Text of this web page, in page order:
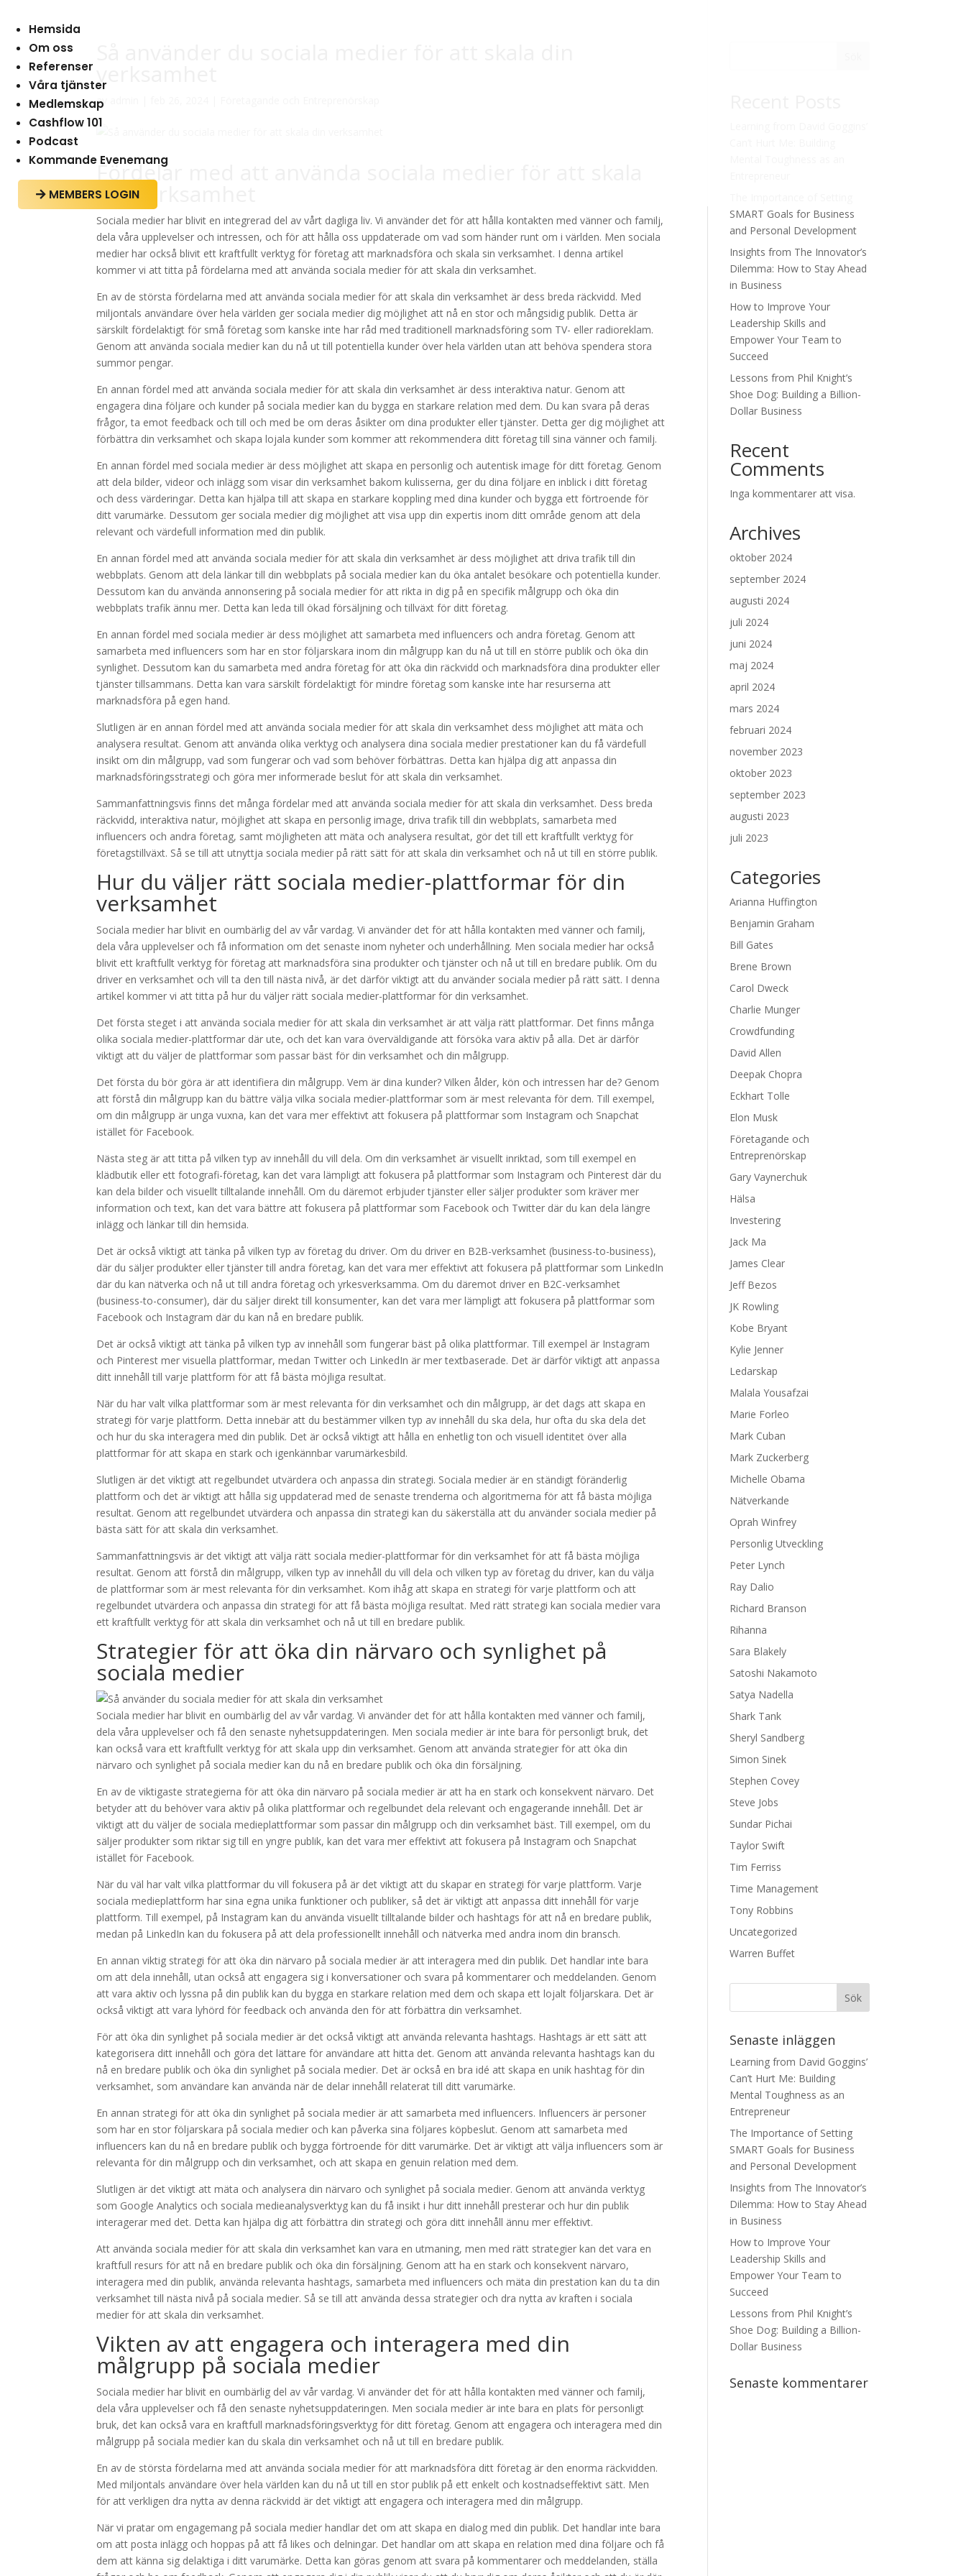
Hemsida
Om oss
Referenser
Våra tjänster
Medlemskap
Cashflow 101
Podcast
Kommande Evenemang
 MEMBERS LOGIN
av
Fördelar med att använda sociala medier för att skala
din verksamhet
Sociala medier har blivit en integrerad del av vårt dagliga liv. Vi använder det för att hålla kontakten med vänner och familj,
dela våra upplevelser och intressen, och för att hålla oss uppdaterade om vad som händer runt om i världen. Men sociala
medier har också blivit ett kraftfullt verktyg för företag att marknadsföra och skala sin verksamhet. I denna artikel
kommer vi att titta på fördelarna med att använda sociala medier för att skala din verksamhet.
En av de största fördelarna med att använda sociala medier för att skala din verksamhet är dess breda räckvidd. Med
miljontals användare över hela världen ger sociala medier dig möjlighet att nå en stor och mångsidig publik. Detta är
särskilt fördelaktigt för små företag som kanske inte har råd med traditionell marknadsföring som TV- eller radioreklam.
Genom att använda sociala medier kan du nå ut till potentiella kunder över hela världen utan att behöva spendera stora
summor pengar.
En annan fördel med att använda sociala medier för att skala din verksamhet är dess interaktiva natur. Genom att
engagera dina följare och kunder på sociala medier kan du bygga en starkare relation med dem. Du kan svara på deras
frågor, ta emot feedback och till och med be om deras åsikter om dina produkter eller tjänster. Detta ger dig möjlighet att
förbättra din verksamhet och skapa lojala kunder som kommer att rekommendera ditt företag till sina vänner och familj.
En annan fördel med sociala medier är dess möjlighet att skapa en personlig och autentisk image för ditt företag. Genom
att dela bilder, videor och inlägg som visar din verksamhet bakom kulisserna, ger du dina följare en inblick i ditt företag
och dess värderingar. Detta kan hjälpa till att skapa en starkare koppling med dina kunder och bygga ett förtroende för
ditt varumärke. Dessutom ger sociala medier dig möjlighet att visa upp din expertis inom ditt område genom att dela
relevant och värdefull information med din publik.
En annan fördel med att använda sociala medier för att skala din verksamhet är dess möjlighet att driva trafik till din
webbplats. Genom att dela länkar till din webbplats på sociala medier kan du öka antalet besökare och potentiella kunder.
Dessutom kan du använda annonsering på sociala medier för att rikta in dig på en specifik målgrupp och öka din
webbplats trafik ännu mer. Detta kan leda till ökad försäljning och tillväxt för ditt företag.
En annan fördel med sociala medier är dess möjlighet att samarbeta med influencers och andra företag. Genom att
samarbeta med influencers som har en stor följarskara inom din målgrupp kan du nå ut till en större publik och öka din
synlighet. Dessutom kan du samarbeta med andra företag för att öka din räckvidd och marknadsföra dina produkter eller
tjänster tillsammans. Detta kan vara särskilt fördelaktigt för mindre företag som kanske inte har resurserna att
marknadsföra på egen hand.
Slutligen är en annan fördel med att använda sociala medier för att skala din verksamhet dess möjlighet att mäta och
analysera resultat. Genom att använda olika verktyg och analysera dina sociala medier prestationer kan du få värdefull
insikt om din målgrupp, vad som fungerar och vad som behöver förbättras. Detta kan hjälpa dig att anpassa din
marknadsföringsstrategi och göra mer informerade beslut för att skala din verksamhet.
Sammanfattningsvis finns det många fördelar med att använda sociala medier för att skala din verksamhet. Dess breda
räckvidd, interaktiva natur, möjlighet att skapa en personlig image, driva trafik till din webbplats, samarbeta med
influencers och andra företag, samt möjligheten att mäta och analysera resultat, gör det till ett kraftfullt verktyg för
företagstillväxt. Så se till att utnyttja sociala medier på rätt sätt för att skala din verksamhet och nå ut till en större publik.
Hur du väljer rätt sociala medier-plattformar för din
verksamhet
Sociala medier har blivit en oumbärlig del av vår vardag. Vi använder det för att hålla kontakten med vänner och familj,
dela våra upplevelser och få information om det senaste inom nyheter och underhållning. Men sociala medier har också
blivit ett kraftfullt verktyg för företag att marknadsföra sina produkter och tjänster och nå ut till en bredare publik. Om du
driver en verksamhet och vill ta den till nästa nivå, är det därför viktigt att du använder sociala medier på rätt sätt. I denna
artikel kommer vi att titta på hur du väljer rätt sociala medier-plattformar för din verksamhet.
Det första steget i att använda sociala medier för att skala din verksamhet är att välja rätt plattformar. Det finns många
olika sociala medier-plattformar där ute, och det kan vara överväldigande att försöka vara aktiv på alla. Det är därför
viktigt att du väljer de plattformar som passar bäst för din verksamhet och din målgrupp.
Det första du bör göra är att identifiera din målgrupp. Vem är dina kunder? Vilken ålder, kön och intressen har de? Genom
att förstå din målgrupp kan du bättre välja vilka sociala medier-plattformar som är mest relevanta för dem. Till exempel,
om din målgrupp är unga vuxna, kan det vara mer effektivt att fokusera på plattformar som Instagram och Snapchat
istället för Facebook.
Nästa steg är att titta på vilken typ av innehåll du vill dela. Om din verksamhet är visuellt inriktad, som till exempel en
klädbutik eller ett fotografi-företag, kan det vara lämpligt att fokusera på plattformar som Instagram och Pinterest där du
kan dela bilder och visuellt tilltalande innehåll. Om du däremot erbjuder tjänster eller säljer produkter som kräver mer
information och text, kan det vara bättre att fokusera på plattformar som Facebook och Twitter där du kan dela längre
inlägg och länkar till din hemsida.
Det är också viktigt att tänka på vilken typ av företag du driver. Om du driver en B2B-verksamhet (business-to-business),
där du säljer produkter eller tjänster till andra företag, kan det vara mer effektivt att fokusera på plattformar som LinkedIn
där du kan nätverka och nå ut till andra företag och yrkesverksamma. Om du däremot driver en B2C-verksamhet
(business-to-consumer), där du säljer direkt till konsumenter, kan det vara mer lämpligt att fokusera på plattformar som
Facebook och Instagram där du kan nå en bredare publik.
Det är också viktigt att tänka på vilken typ av innehåll som fungerar bäst på olika plattformar. Till exempel är Instagram
och Pinterest mer visuella plattformar, medan Twitter och LinkedIn är mer textbaserade. Det är därför viktigt att anpassa
ditt innehåll till varje plattform för att få bästa möjliga resultat.
När du har valt vilka plattformar som är mest relevanta för din verksamhet och din målgrupp, är det dags att skapa en
strategi för varje plattform. Detta innebär att du bestämmer vilken typ av innehåll du ska dela, hur ofta du ska dela det
och hur du ska interagera med din publik. Det är också viktigt att hålla en enhetlig ton och visuell identitet över alla
plattformar för att skapa en stark och igenkännbar varumärkesbild.
Slutligen är det viktigt att regelbundet utvärdera och anpassa din strategi. Sociala medier är en ständigt föränderlig
plattform och det är viktigt att hålla sig uppdaterad med de senaste trenderna och algoritmerna för att få bästa möjliga
resultat. Genom att regelbundet utvärdera och anpassa din strategi kan du säkerställa att du använder sociala medier på
bästa sätt för att skala din verksamhet.
Sammanfattningsvis är det viktigt att välja rätt sociala medier-plattformar för din verksamhet för att få bästa möjliga
resultat. Genom att förstå din målgrupp, vilken typ av innehåll du vill dela och vilken typ av företag du driver, kan du välja
de plattformar som är mest relevanta för din verksamhet. Kom ihåg att skapa en strategi för varje plattform och att
regelbundet utvärdera och anpassa din strategi för att få bästa möjliga resultat. Med rätt strategi kan sociala medier vara
ett kraftfullt verktyg för att skala din verksamhet och nå ut till en bredare publik.
Strategier för att öka din närvaro och synlighet på
sociala medier
Sociala medier har blivit en oumbärlig del av vår vardag. Vi använder det för att hålla kontakten med vänner och familj,
dela våra upplevelser och få den senaste nyhetsuppdateringen. Men sociala medier är inte bara för personligt bruk, det
kan också vara ett kraftfullt verktyg för att skala upp din verksamhet. Genom att använda strategier för att öka din
närvaro och synlighet på sociala medier kan du nå en bredare publik och öka din försäljning.
En av de viktigaste strategierna för att öka din närvaro på sociala medier är att ha en stark och konsekvent närvaro. Det
betyder att du behöver vara aktiv på olika plattformar och regelbundet dela relevant och engagerande innehåll. Det är
viktigt att du väljer de sociala medieplattformar som passar din målgrupp och din verksamhet bäst. Till exempel, om du
säljer produkter som riktar sig till en yngre publik, kan det vara mer effektivt att fokusera på Instagram och Snapchat
istället för Facebook.
När du väl har valt vilka plattformar du vill fokusera på är det viktigt att du skapar en strategi för varje plattform. Varje
sociala medieplattform har sina egna unika funktioner och publiker, så det är viktigt att anpassa ditt innehåll för varje
plattform. Till exempel, på Instagram kan du använda visuellt tilltalande bilder och hashtags för att nå en bredare publik,
medan på LinkedIn kan du fokusera på att dela professionellt innehåll och nätverka med andra inom din bransch.
En annan viktig strategi för att öka din närvaro på sociala medier är att interagera med din publik. Det handlar inte bara
om att dela innehåll, utan också att engagera sig i konversationer och svara på kommentarer och meddelanden. Genom
att vara aktiv och lyssna på din publik kan du bygga en starkare relation med dem och skapa ett lojalt följarskara. Det är
också viktigt att vara lyhörd för feedback och använda den för att förbättra din verksamhet.
För att öka din synlighet på sociala medier är det också viktigt att använda relevanta hashtags. Hashtags är ett sätt att
kategorisera ditt innehåll och göra det lättare för användare att hitta det. Genom att använda relevanta hashtags kan du
nå en bredare publik och öka din synlighet på sociala medier. Det är också en bra idé att skapa en unik hashtag för din
verksamhet, som användare kan använda när de delar innehåll relaterat till ditt varumärke.
En annan strategi för att öka din synlighet på sociala medier är att samarbeta med influencers. Influencers är personer
som har en stor följarskara på sociala medier och kan påverka sina följares köpbeslut. Genom att samarbeta med
influencers kan du nå en bredare publik och bygga förtroende för ditt varumärke. Det är viktigt att välja influencers som är
relevanta för din målgrupp och din verksamhet, och att skapa en genuin relation med dem.
Slutligen är det viktigt att mäta och analysera din närvaro och synlighet på sociala medier. Genom att använda verktyg
som Google Analytics och sociala medieanalysverktyg kan du få insikt i hur ditt innehåll presterar och hur din publik
interagerar med det. Detta kan hjälpa dig att förbättra din strategi och göra ditt innehåll ännu mer effektivt.
Att använda sociala medier för att skala din verksamhet kan vara en utmaning, men med rätt strategier kan det vara en
kraftfull resurs för att nå en bredare publik och öka din försäljning. Genom att ha en stark och konsekvent närvaro,
interagera med din publik, använda relevanta hashtags, samarbeta med influencers och mäta din prestation kan du ta din
verksamhet till nästa nivå på sociala medier. Så se till att använda dessa strategier och dra nytta av kraften i sociala
medier för att skala din verksamhet.
Vikten av att engagera och interagera med din
målgrupp på sociala medier
Sociala medier har blivit en oumbärlig del av vår vardag. Vi använder det för att hålla kontakten med vänner och familj,
dela våra upplevelser och få den senaste nyhetsuppdateringen. Men sociala medier är inte bara en plats för personligt
bruk, det kan också vara en kraftfull marknadsföringsverktyg för ditt företag. Genom att engagera och interagera med din
målgrupp på sociala medier kan du skala din verksamhet och nå ut till en bredare publik.
En av de största fördelarna med att använda sociala medier för att marknadsföra ditt företag är den enorma räckvidden.
Med miljontals användare över hela världen kan du nå ut till en stor publik på ett enkelt och kostnadseffektivt sätt. Men
för att verkligen dra nytta av denna räckvidd är det viktigt att engagera och interagera med din målgrupp.
När vi pratar om engagemang på sociala medier handlar det om att skapa en dialog med din publik. Det handlar inte bara
om att posta inlägg och hoppas på att få likes och delningar. Det handlar om att skapa en relation med dina följare och få
dem att känna sig delaktiga i ditt varumärke. Detta kan göras genom att svara på kommentarer och meddelanden, ställa
SMART Goals for Business
and Personal Development
Insights from The Innovator’s
Dilemma: How to Stay Ahead
in Business
How to Improve Your
Leadership Skills and
Empower Your Team to
Succeed
Lessons from Phil Knight’s
Shoe Dog: Building a Billion-
Dollar Business
Recent
Comments
Inga kommentarer att visa.
Archives
oktober 2024
september 2024
augusti 2024
juli 2024
juni 2024
maj 2024
april 2024
mars 2024
februari 2024
november 2023
oktober 2023
september 2023
augusti 2023
juli 2023
Categories
Arianna Huffington
Benjamin Graham
Bill Gates
Brene Brown
Carol Dweck
Charlie Munger
Crowdfunding
David Allen
Deepak Chopra
Eckhart Tolle
Elon Musk
Företagande och
Entreprenörskap
Gary Vaynerchuk
Hälsa
Investering
Jack Ma
James Clear
Jeff Bezos
JK Rowling
Kobe Bryant
Kylie Jenner
Ledarskap
Malala Yousafzai
Marie Forleo
Mark Cuban
Mark Zuckerberg
Michelle Obama
Nätverkande
Oprah Winfrey
Personlig Utveckling
Peter Lynch
Ray Dalio
Richard Branson
Rihanna
Sara Blakely
Satoshi Nakamoto
Satya Nadella
Shark Tank
Sheryl Sandberg
Simon Sinek
Stephen Covey
Steve Jobs
Sundar Pichai
Taylor Swift
Tim Ferriss
Time Management
Tony Robbins
Uncategorized
Warren Buffet
Senaste inläggen
Learning from David Goggins’
Can’t Hurt Me: Building
Mental Toughness as an
Entrepreneur
The Importance of Setting
SMART Goals for Business
and Personal Development
Insights from The Innovator’s
Dilemma: How to Stay Ahead
in Business
How to Improve Your
Leadership Skills and
Empower Your Team to
Succeed
Lessons from Phil Knight’s
Shoe Dog: Building a Billion-
Dollar Business
Senaste kommentarer